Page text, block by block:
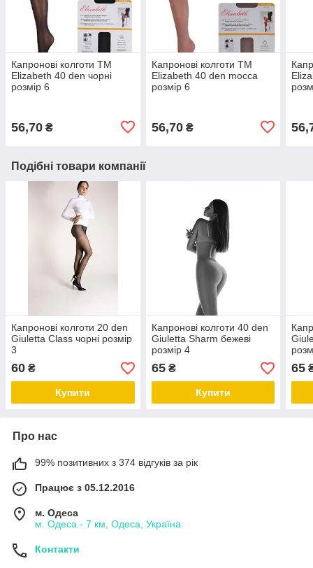
Капронові колготи ТМ
Elizabeth 40 den чорні
розмір 6
56,70 ₴
Капронові колготи ТМ
Elizabeth 40 den mocca
розмір 6
56,70₴
Подібні товари компанії
Капронові колготи 20 den
Giuletta Class чорні розмір
3
60 ₴
Купити
Капронові колготи 40 den
Giuletta Sharm бежеві
розмір 4
65₴
Купити
65
Про нас
99% позитивних з 374 відгуків за рік
Працює з 05.12.2016
м. Одеса
м. Одеса - 7 км, Одеса, Україна
Контакти